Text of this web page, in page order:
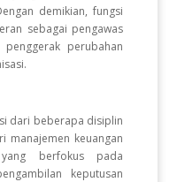
demikian, fungsi
sebagai pengawas
perubahan
dari beberapa disiplin
manajemen keuangan
berfokus pada
keputusan